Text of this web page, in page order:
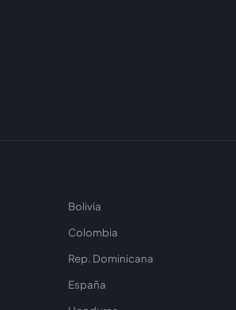
Bolivia
Colombia
Rep. Dominicana
España